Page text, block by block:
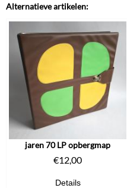
Alternatieve artikelen:
jaren 70 LP opbergmap
€12,00
Details